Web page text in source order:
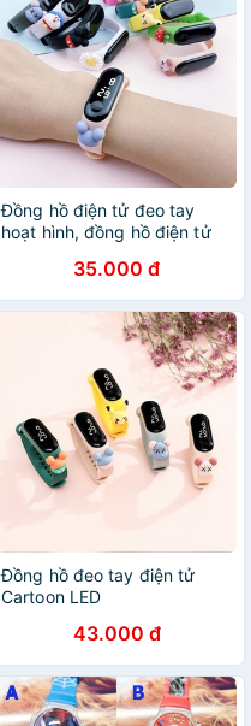
Đồng hồ điện tử đeo tay
hoạt hình, đồng hồ điện tử
đèn dễ thương cho bé dây
đeo nhựa
35.000 đ
Đồng hồ đeo tay điện tử
Cartoon LED
43.000 đ